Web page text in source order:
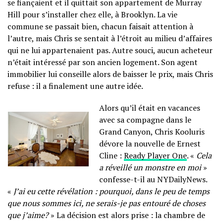
se fiançaient et il quittait son appartement de Murray
Hill pour s’installer chez elle, à Brooklyn. La vie
commune se passait bien, chacun faisait attention à
l’autre, mais Chris se sentait à l’étroit au milieu d’affaires
qui ne lui appartenaient pas. Autre souci, aucun acheteur
n’était intéressé par son ancien logement. Son agent
immobilier lui conseille alors de baisser le prix, mais Chris
refuse : il a finalement une autre idée.
Alors qu’il était en vacances
avec sa compagne dans le
Grand Canyon, Chris Kooluris
dévore la nouvelle de Ernest
Cline : Ready Player One. « Cela
a réveillé un monstre en moi»
confesse-t-il auNYDailyNews.
« J’ai eu cette révélation : pourquoi, dans le peu de temps
que nous sommes ici, ne serais-je pas entouré de choses
que j’aime?» La décision est alors prise : la chambre de